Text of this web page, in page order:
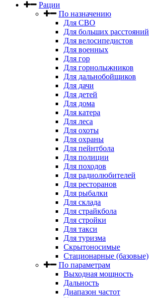
Рации
По назначению
Для СВО
Для больших расстояний
Для велосипедистов
Для военных
Для гор
Для горнолыжников
Для дальнобойщиков
Для дачи
Для детей
Для дома
Для катера
Для леса
Для охоты
Для охраны
Для пейнтбола
Для полиции
Для походов
Для радиолюбителей
Для ресторанов
Для рыбалки
Для склада
Для страйкбола
Для стройки
Для такси
Для туризма
Скрытоносимые
Стационарные (базовые)
По параметрам
Выходная мощность
Дальность
Диапазон частот